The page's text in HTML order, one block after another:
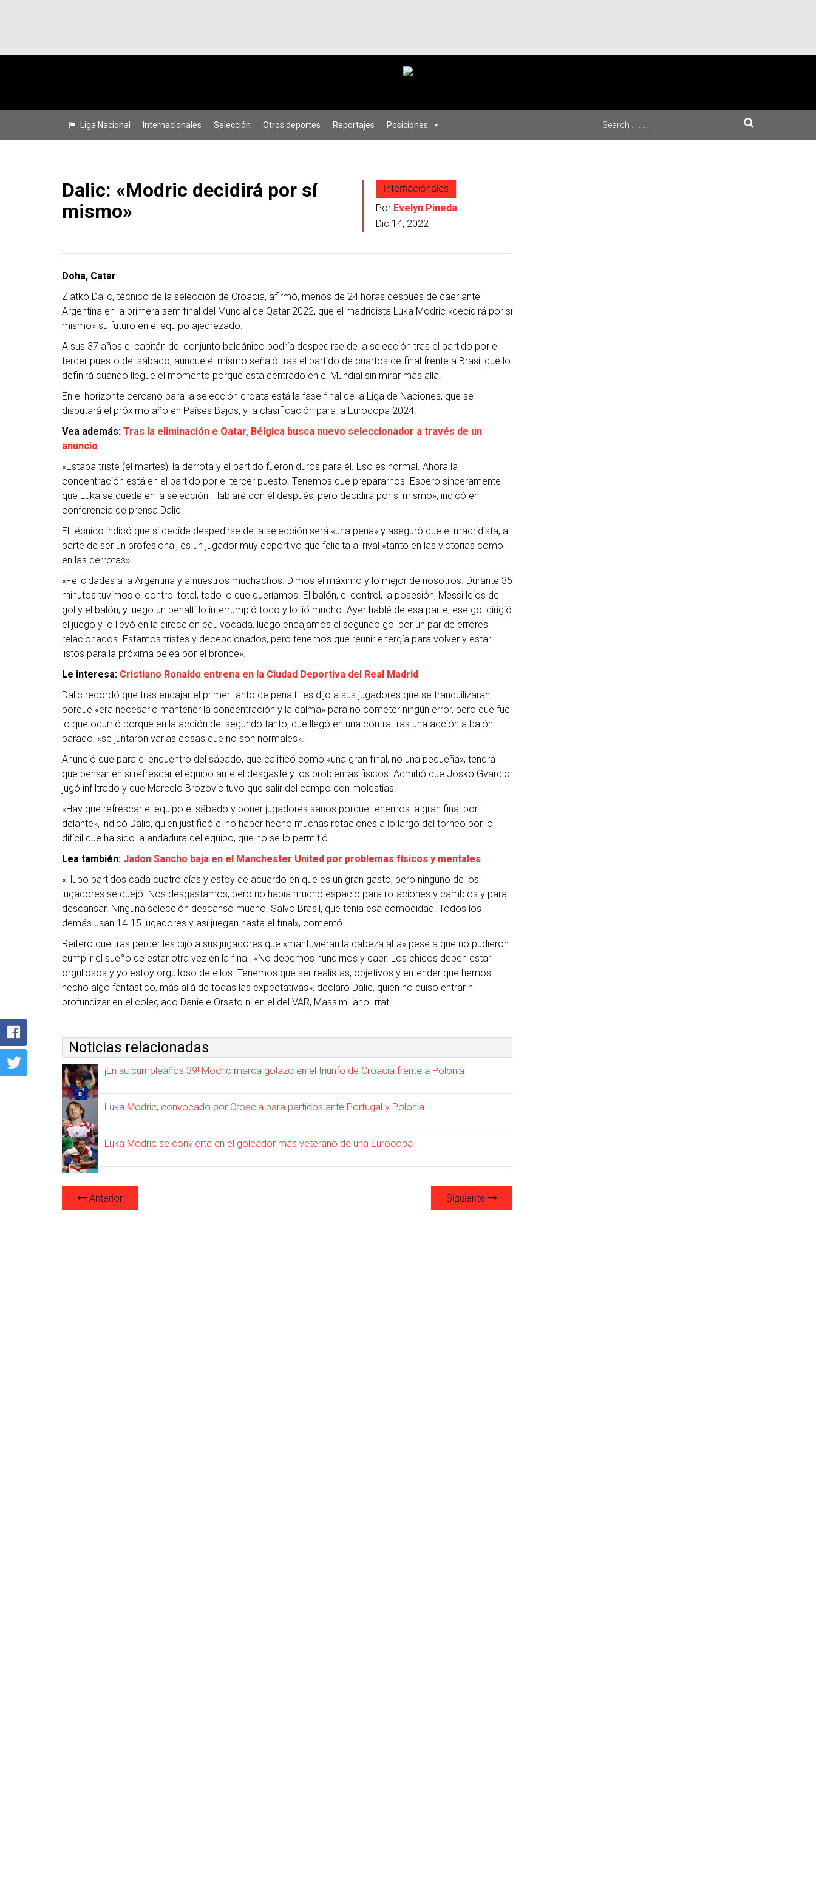
Liga Nacional Internacionales Selección Otros deportes Reportajes Posiciones
Dalic: «Modric decidirá por sí
mismo»
Internacionales
Por Evelyn Pineda
Dic 14, 2022
Doha, Catar
Zlatko Dalic, técnico de la selección de Croacia, afirmó, menos de 24 horas después de caer ante
Argentina en la primera semifinal del Mundial de Qatar 2022, que el madridista Luka Modric «decidirá por sí
mismo» su futuro en el equipo ajedrezado.
A sus 37 años el capitán del conjunto balcánico podría despedirse de la selección tras el partido por el
tercer puesto del sábado, aunque él mismo señaló tras el partido de cuartos de final frente a Brasil que lo
definirá cuando llegue el momento porque está centrado en el Mundial sin mirar más allá.
En el horizonte cercano para la selección croata está la fase final de la Liga de Naciones, que se
disputará el próximo año en Países Bajos, y la clasificación para la Eurocopa 2024.
Vea además: Tras la eliminación e Qatar, Bélgica busca nuevo seleccionador a través de un
anuncio
«Estaba triste (el martes), la derrota y el partido fueron duros para él. Eso es normal. Ahora la
concentración está en el partido por el tercer puesto. Tenemos que prepararnos. Espero sinceramente
que Luka se quede en la selección. Hablaré con él después, pero decidirá por sí mismo», indicó en
conferencia de prensa Dalic.
El técnico indicó que si decide despedirse de la selección será «una pena» y aseguró que el madridista, a
parte de ser un profesional, es un jugador muy deportivo que felicita al rival «tanto en las victorias como
en las derrotas».
«Felicidades a la Argentina y a nuestros muchachos. Dimos el máximo y lo mejor de nosotros. Durante 35
minutos tuvimos el control total, todo lo que queríamos. El balón, el control, la posesión, Messi lejos del
gol y el balón, y luego un penalti lo interrumpió todo y lo lió mucho. Ayer hablé de esa parte, ese gol dirigió
el juego y lo llevó en la dirección equivocada, luego encajamos el segundo gol por un par de errores
relacionados. Estamos tristes y decepcionados, pero tenemos que reunir energía para volver y estar
listos para la próxima pelea por el bronce».
Le interesa: Cristiano Ronaldo entrena en la Ciudad Deportiva del Real Madrid
Dalic recordó que tras encajar el primer tanto de penalti les dijo a sus jugadores que se tranquilizaran,
porque «era necesario mantener la concentración y la calma» para no cometer ningún error, pero que fue
lo que ocurrió porque en la acción del segundo tanto, que llegó en una contra tras una acción a balón
parado, «se juntaron varias cosas que no son normales».
Anunció que para el encuentro del sábado, que calificó como «una gran final, no una pequeña», tendrá
que pensar en si refrescar el equipo ante el desgaste y los problemas físicos. Admitió que Josko Gvardiol
jugó infiltrado y que Marcelo Brozovic tuvo que salir del campo con molestias.
«Hay que refrescar el equipo el sábado y poner jugadores sanos porque tenemos la gran final por
delante», indicó Dalic, quien justificó el no haber hecho muchas rotaciones a lo largo del torneo por lo
difícil que ha sido la andadura del equipo, que no se lo permitió.
Lea también: Jadon Sancho baja en el Manchester United por problemas físicos y mentales
«Hubo partidos cada cuatro días y estoy de acuerdo en que es un gran gasto, pero ninguno de los
jugadores se quejó. Nos desgastamos, pero no había mucho espacio para rotaciones y cambios y para
descansar. Ninguna selección descansó mucho. Salvo Brasil, que tenía esa comodidad. Todos los
demás usan 14-15 jugadores y así juegan hasta el final», comentó.
Reiteró que tras perder les dijo a sus jugadores que «mantuvieran la cabeza alta» pese a que no pudieron
cumplir el sueño de estar otra vez en la final. «No debemos hundirnos y caer. Los chicos deben estar
orgullosos y yo estoy orgulloso de ellos. Tenemos que ser realistas, objetivos y entender que hemos
hecho algo fantástico, más allá de todas las expectativas», declaró Dalic, quien no quiso entrar ni
profundizar en el colegiado Daniele Orsato ni en el del VAR, Massimiliano Irrati.
Noticias relacionadas
¡En su cumpleaños 39! Modric marca golazo en el triunfo de Croacia frente a Polonia
Luka Modric, convocado por Croacia para partidos ante Portugal y Polonia
Luka Modric se convierte en el goleador más veterano de una Eurocopa
Anterior Siguiente